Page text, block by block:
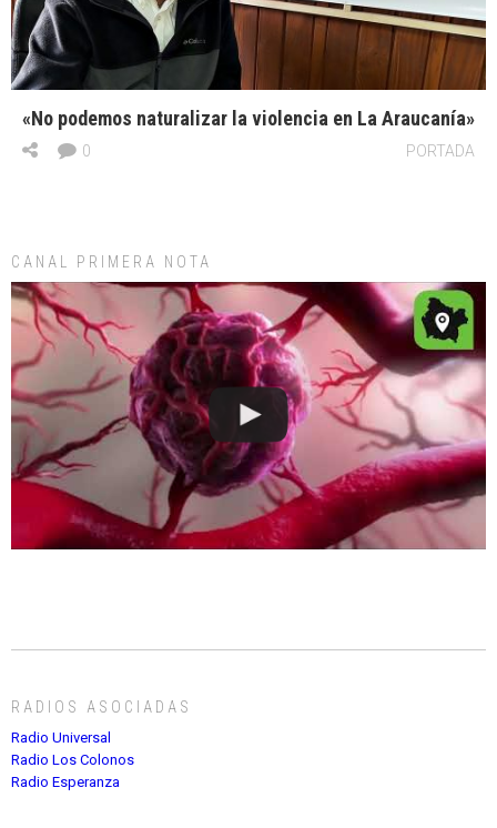
«No podemos naturalizar la violencia en La Araucanía»
PORTADA
0
CANAL PRIMERA NOTA
RADIOS ASOCIADAS
Radio Universal
Radio Los Colonos
Radio Esperanza